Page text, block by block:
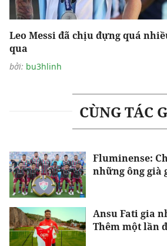
Leo Messi đã chịu đựng quá
qua
bởi: bu3hlinh
CÙNG TÁC
Fluminense:
những ông già
Ansu Fati gia
Thêm một lần